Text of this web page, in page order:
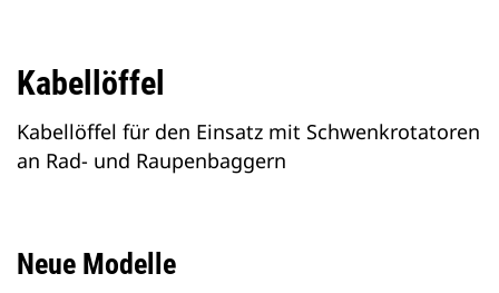
Kabellöffel
Kabellöffel für den Einsatz mit Schwenkrotatoren
an Rad- und Raupenbaggern
Neue Modelle